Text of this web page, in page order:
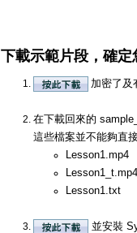
下載示範片段，確
加密了及
在下載回來的
這些檔案並不能夠直
Lesson1.mp4
Lesson1_t.mp4
Lesson1.txt
並安裝